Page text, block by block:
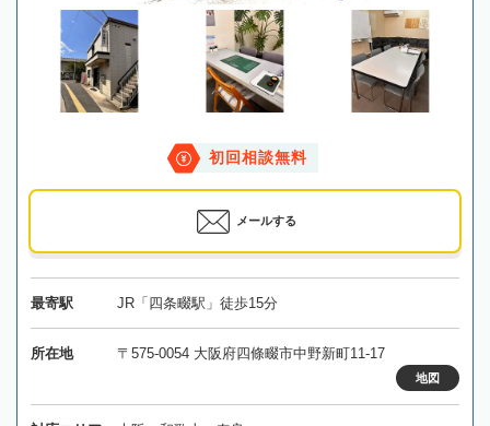
初回相談無料
メールする
最寄駅 JR「四条畷駅」徒歩15分
所在地 〒575-0054 大阪府四條畷市中野新町11-17
地図